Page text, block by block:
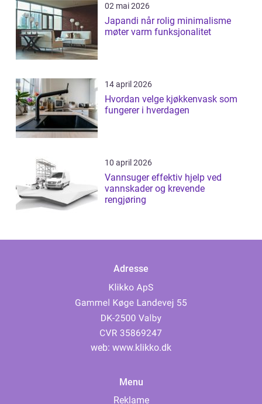
02 mai 2026
Japandi når rolig minimalisme
møter varm funksjonalitet
14 april 2026
Hvordan velge kjøkkenvask som
fungerer i hverdagen
10 april 2026
Vannsuger effektiv hjelp ved
vannskader og krevende
rengjøring
Adresse
web: www.klikko.dk
Menu
Reklame